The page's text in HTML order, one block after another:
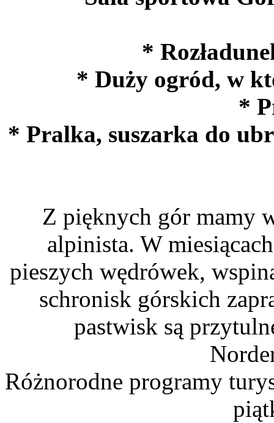
*
* Duży ogród, w
*
* Pralka, suszarka do
Z pięknych gór mamy
alpinista. W
pieszych wędrówek,
schronisk górskich
pastwisk są
Różnorodne programy